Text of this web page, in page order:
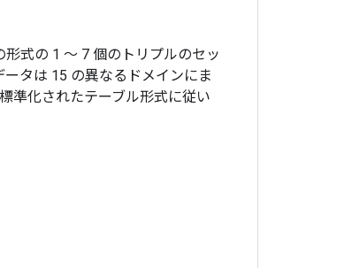
式の 1 ～ 7 個のトリプルのセッ
タは 15 の異なるドメインにま
準化されたテーブル形式に従い